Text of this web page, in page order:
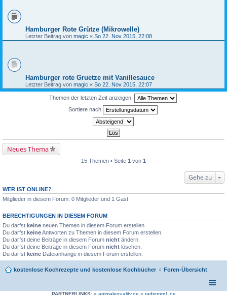
Hamburger Rote Grütze (Mikrowelle)
Letzter Beitrag von magic « So 22. Nov 2015, 22:08
Hamburger rote Gruetze mit Vanillesauce
Letzter Beitrag von magic « So 22. Nov 2015, 22:07
Themen der letzten Zeit anzeigen:
Sortiere nach
Neues Thema
15 Themen • Seite 1 von 1
Gehe zu
WER IST ONLINE?
Mitglieder in diesem Forum: 0 Mitglieder und 1 Gast
BERECHTIGUNGEN IN DIESEM FORUM
Du darfst keine neuen Themen in diesem Forum erstellen.
Du darfst keineAntworten zu Themen in diesem Forum erstellen.
Du darfst deine Beiträge in diesem Forum nicht ändern.
Du darfst deine Beiträge in diesem Forum nicht löschen.
Du darfst keine Dateianhänge in diesem Forum erstellen.
kostenlose Kochrezepte und kostenlose Kochbücher Foren-Übersicht
PARTNERLINKS:» animalequality.de » radiorpm1.de